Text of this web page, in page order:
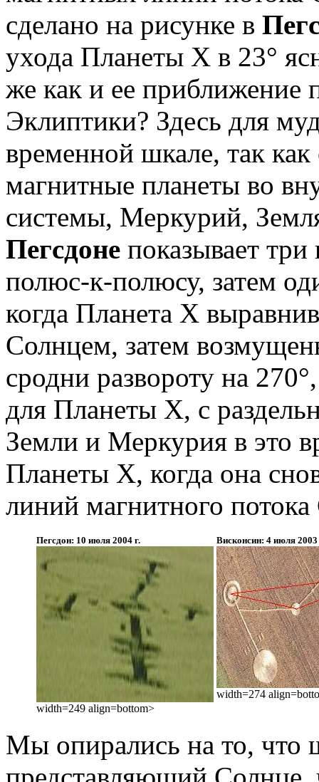
сделано на рисунке в
ухода Планеты Х в 23°
же как и ее приближение
Эклиптики? Здесь для
временной шкале, так
магнитные планеты во
системы, Меркурий,
Пегсдоне показывает
полюс-к-полюсу, затем
когда Планета Х
Солнцем, затем
сродни развороту на
для Планеты Х, с
Земли и Меркурия в это
Планеты Х, когда она
линий магнитного
Пегсдон: 10 июля 2004 г.
width=249 align=bottom>
Висконсин: 4 июля 2003
width=274
Мы опирались на то, что